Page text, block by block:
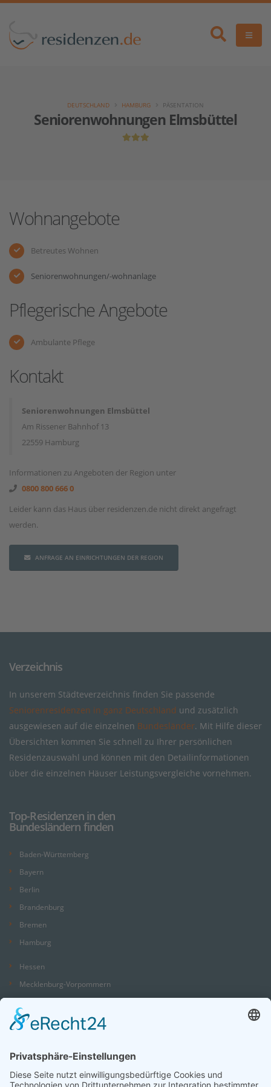
Seniorenwohnungen Elmsbüttel
DEUTSCHLAND HAMBURG PÄSENTATION
Wohnangebote
Betreutes Wohnen
Seniorenwohnungen/-wohnanlage
Pflegerische Angebote
Ambulante Pflege
Kontakt
Seniorenwohnungen Elmsbüttel
Am Rissener Bahnhof 13
22559 Hamburg
Informationen zu Angeboten der Region unter
0800 800 666 0
Leider kann das Haus über residenzen.de nicht direkt angefragt
werden.
ANFRAGE AN EINRICHTUNGEN DER REGION
Verzeichnis
In unserem Städteverzeichnis finden Sie passende
Seniorenresidenzen in ganz Deutschland und zusätzlich
ausgewiesen auf die einzelnen Bundesländer. Mit Hilfe dieser
Übersichten kommen Sie schnell zu Ihrer persönlichen
Residenzauswahl und können mit den Detailinformationen
über die einzelnen Häuser Leistungsvergleiche vornehmen.
Top-Residenzen in den
Bundesländern finden
Baden-Württemberg
Bayern
Berlin
Brandenburg
Bremen
Hamburg
Hessen
Mecklenburg-Vorpommern
Niedersachsen
Nordrhein-Westfalen
Saarland
Sachsen